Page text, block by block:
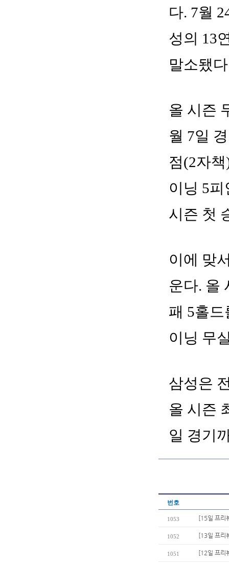
다. 7월
성의 13
말소됐
올 시즌
월 7일
점(2자
이닝 5
시즌 첫
이에 맞
운다. 올
패 5홀드
이닝 무
삼성은
올 시즌
일 경기
번호
1053 [15일 프리
1052 [13일 프리
1051 [12일 프리